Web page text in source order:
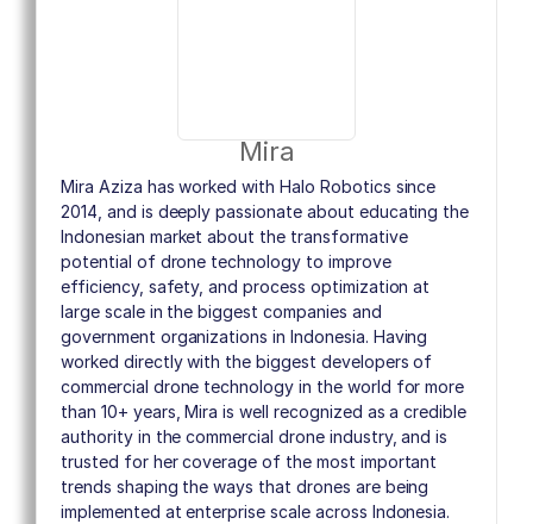
Mira
Mira Aziza has worked with Halo Robotics since
2014, and is deeply passionate about educating the
Indonesian market about the transformative
potential of drone technology to improve
efficiency, safety, and process optimization at
large scale in the biggest companies and
government organizations in Indonesia. Having
worked directly with the biggest developers of
commercial drone technology in the world for more
than 10+ years, Mira is well recognized as a credible
authority in the commercial drone industry, and is
trusted for her coverage of the most important
trends shaping the ways that drones are being
implemented at enterprise scale across Indonesia.